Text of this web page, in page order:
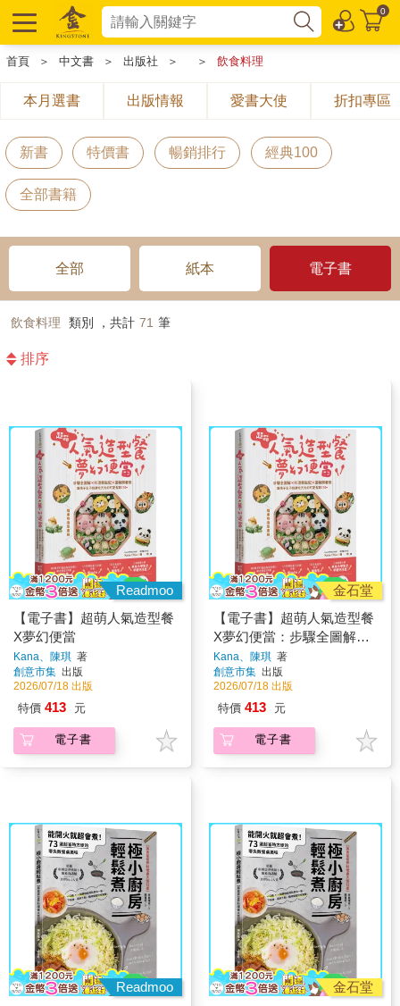
0
首頁 ＞ 中文書 ＞ 出版社 ＞ ＞ 飲食料理
本月選書 出版情報 愛書大使 折扣專區
新書 特價書 暢銷排行 經典100
全部書籍
全部 紙本 電子書
飲食料理 類別 ，共計 71 筆
排序
Readmoo
【電子書】超萌人氣造型餐
X夢幻便當
Kana、陳琪 著
創意市集 出版
2026/07/18 出版
特價 413 元
電子書
金石堂
【電子書】超萌人氣造型餐
X夢幻便當：步驟全圖解X
料理輕鬆配X圖稿照著做，
讓孩子忍不住就吃光光的可
愛食譜110+
Kana、陳琪 著
創意市集 出版
2026/07/18 出版
特價 413 元
電子書
Readmoo
金石堂